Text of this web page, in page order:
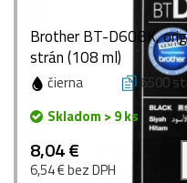
Brother BT-D60BK,
strán (108 ml)
čierna 6500
Skladom > 9 ks
8,04 €
6,54 € bez DPH